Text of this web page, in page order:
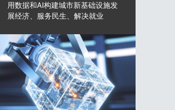
用数据和AI构建城市新基础设施发
展经济、服务民生、解决就业